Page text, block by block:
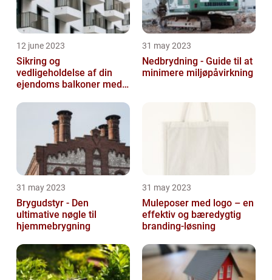
12 june 2023
Sikring og
vedligeholdelse af din
ejendoms balkoner med
31 may 2023
Nedbrydning - Guide til at
minimere miljøpåvirkning
31 may 2023
Brygudstyr - Den
ultimative nøgle til
hjemmebrygning
31 may 2023
Muleposer med logo – en
effektiv og bæredygtig
branding-løsning